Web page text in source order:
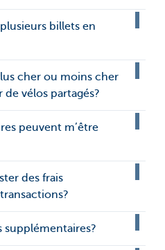
billets en
cher ou moins cher
de vélos partagés?
peuvent m’être
des frais
supplémentaires?